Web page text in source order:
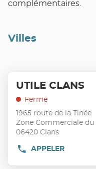
complémentaires.
Villes
sur
touche
ENTRÉE
pour
obtenir
plus
Point
de
:
UTILE CLANS
Fermé
1965 route de la Tinée
Zone Commerciale du
06420 Clans
APPELER
AFFICHER